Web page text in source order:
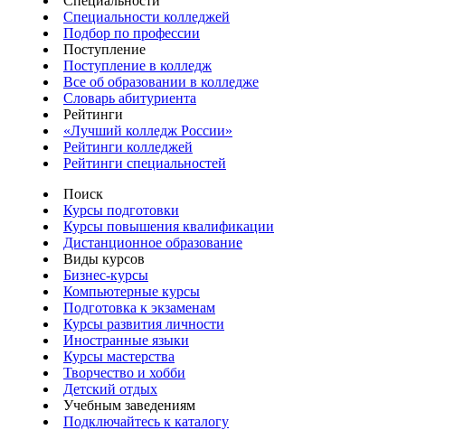
Специальности колледжей
Подбор по профессии
Поступление
Поступление в колледж
Все об образовании в колледже
Словарь абитуриента
Рейтинги
«Лучший колледж России»
Рейтинги колледжей
Рейтинги специальностей
Поиск
Курсы подготовки
Курсы повышения квалификации
Дистанционное образование
Виды курсов
Бизнес-курсы
Компьютерные курсы
Подготовка к экзаменам
Курсы развития личности
Иностранные языки
Курсы мастерства
Творчество и хобби
Детский отдых
Учебным заведениям
Подключайтесь к каталогу